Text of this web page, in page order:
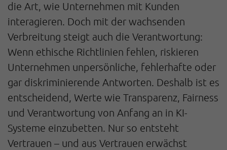
die Art, wie Unternehmen mit Kunden
interagieren. Doch mit der wachsenden
Verbreitung steigt auch die Verantwortung:
Wenn ethische Richtlinien fehlen, riskieren
Unternehmen unpersönliche, fehlerhafte oder
gar diskriminierende Antworten. Deshalb ist es
entscheidend, Werte wie Transparenz, Fairness
und Verantwortung von Anfang an in KI-
Systeme einzubetten. Nur so entsteht
Vertrauen – und aus Vertrauen erwächst